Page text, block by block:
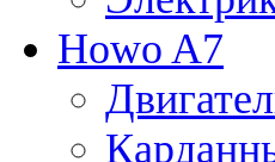
Howo A7